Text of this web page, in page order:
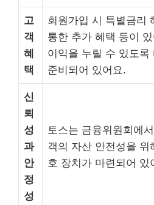
고
객
혜
택
회원가입 시 특별금리
통한 추가 혜택 등이
이익을 누릴 수 있도록
준비되어 있어요.
신
뢰
성
과
안
정
성
토스는 금융위원회에
객의 자산 안전성을 위
호 장치가 마련되어 있